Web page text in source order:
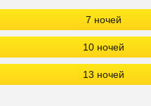
7 ночей
10 ночей
13 ночей